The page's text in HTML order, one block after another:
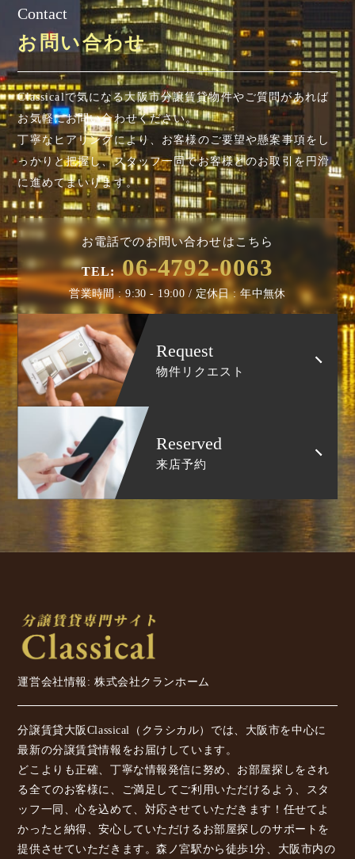
Contact
お問い合わせ
Classicalで気になる大阪市分譲賃貸物件やご質問があれば
お気軽にお問い合わせください。
丁寧なヒアリングにより、お客様のご要望や懸案事項を し
っかりと把握し、スタッフ一同でお客様とのお取引を円滑
に進めてまいります。
お電話でのお問い合わせはこちら
TEL: 06-4792-0063
営業時間 : 9:30 - 19:00 / 定休日 : 年中無休
Request
物件リクエスト
Reserved
来店予約
運営会社情報: 株式会社クランホーム
分譲賃貸大阪Classical（クラシカル）では、大阪市を中心に
最新の分譲賃貸情報をお届けしています。
どこよりも正確、丁寧な情報発信に努め、お部屋探しをされ
る全てのお客様に、ご満足してご利用いただけるよう、スタ
ッフ一同、心を込めて、対応させていただきます！任せてよ
かったと納得、安心していただけるお部屋探しのサポートを
提供させていただきます。森ノ宮駅から徒歩1分、大阪市内の